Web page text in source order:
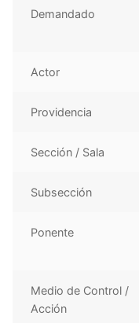
Demandado
Actor
Providencia
Sección / Sala
Subsección
Ponente
Medio de Control /
Acción